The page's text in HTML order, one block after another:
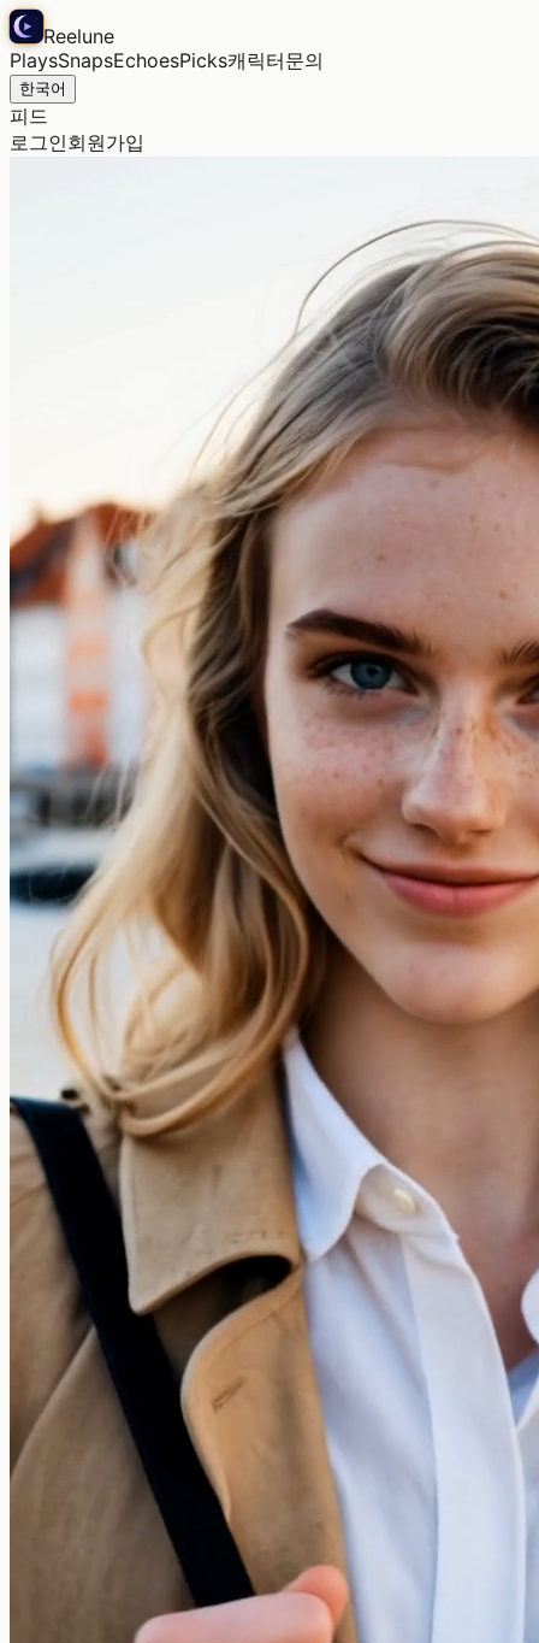
Reelune
PlaysSnapsEchoesPicks캐릭터문의
한국어
피드
로그인회원가입